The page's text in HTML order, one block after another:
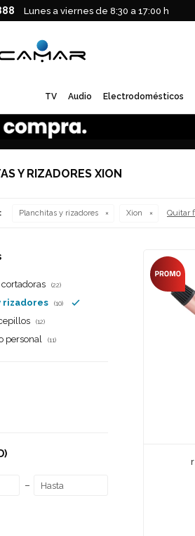
TV Audio Electrodomésticos
Lunes a viernes de 8:30 a 17:00 h
Y RIZADORES XION
Planchitas y rizadores Xion Quitar
(22)
rizadores (10)
(12)
personal (11)